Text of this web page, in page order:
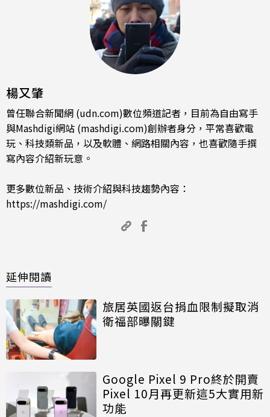
楊又肇
曾任聯合新聞網 (udn.com)數位頻道記者，目前為自由寫手
與Mashdigi網站 (mashdigi.com)創辦者身分，平常喜歡電
玩、科技類新品，以及軟體、網路相關內容，也喜歡隨手撰
寫內容介紹新玩意。
更多數位新品、技術介紹與科技趨勢內容：
https://mashdigi.com/
延伸閱讀
旅居英國返台捐血限制擬取消
衛福部曝關鍵
Google Pixel 9 Pro終於開賣
Pixel 10月再更新這5大實用新
功能